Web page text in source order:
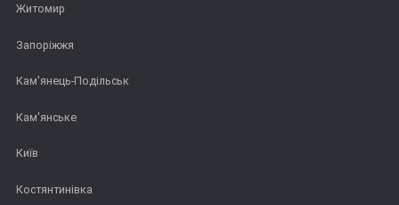
Житомир
Запоріжжя
Кам'янець-Подільськ
Кам'янське
Київ
Костянтинівка